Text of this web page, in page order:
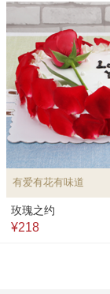
有爱有花有味道
玫瑰之约
¥218